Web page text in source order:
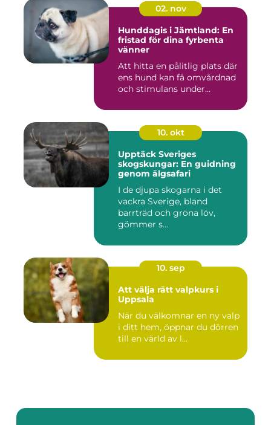
02. nov
Hunddagis i Jämtland: En
fristad för dina fyrbenta
vänner
Att hitta en pålitlig plats där
ens hund kan få omvårdnad
och stimulans under...
10. okt
Upptäck Sveriges
skogskungar: En guidning
genom älgsafari
I de djupa skogarna i det
vackra Sverige, bland
barrträd och gröna löv,
gömmer s...
10. sep
Att välja rätt valpkurs i
Uppsala
När du välkomnar en ny valp
i ditt hem, öppnar du dörren
till en värld av l...